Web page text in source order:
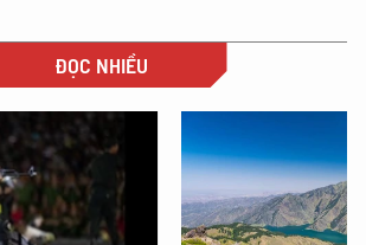
ĐỌC NHIỀU